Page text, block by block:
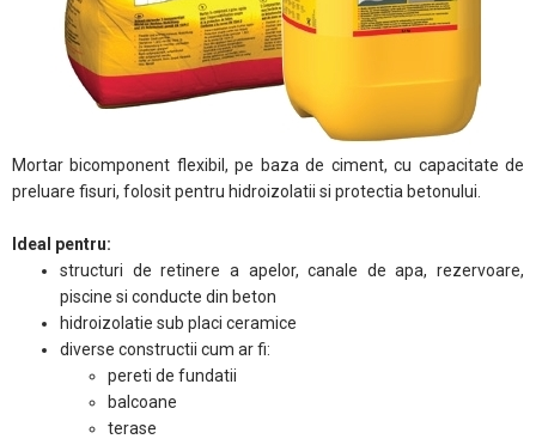
Mortar bicomponent flexibil, pe baza de ciment, cu capacitate de
preluare fisuri, folosit pentru hidroizolatii si protectia betonului.
Ideal pentru:
structuri de retinere a apelor, canale de apa, rezervoare,
piscine si conducte din beton
hidroizolatie sub placi ceramice
diverse constructii cum ar fi:
pereti de fundatii
balcoane
terase